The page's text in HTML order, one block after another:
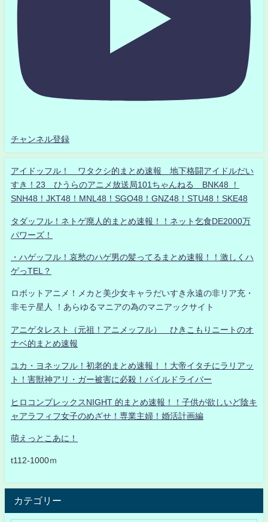
チャンネル登録
アイドッフル！ ワタクシ的まとめ速報 地下格闘アイドルだい
すき！23 ひうらのアニメ放送局101ちゃんねる BNK48 ！
SNH48！JKT48！MNL48！SGO48！GNZ48！STU48！SKE48
タダッフル！ネトゲ廃人的まとめ速報！！ネット乞食DE2000万
パワーズ！
・ハゲッフル！哀愁のハゲ男の髪ってるまとめ速報！！激しくハ
ゲっTEL？
ロボットアニメ！メカと美少女キャラだいすき永遠の非リア充・
非モテ星人 ！あらゆるマニアの為のマニアックサイト
アニゲタレスト（元祖！アニメッフル） ひきこもりニートのオ
ナベ的まとめ速報
ユカ・ヨネッフル！初老的まとめ速報！！大帝イタチにラリアッ
ト！害獣神アリ・ガー被害に必殺！パイルドライバー
ヒロコンプレックスNIGHT 的まとめ速報！！子供が欲しいど陰キ
ャアラフィフ女子のめざせ！専業主婦！婚活計画編
萌えっとこあに！
t112-1000ｍ
カテゴリー